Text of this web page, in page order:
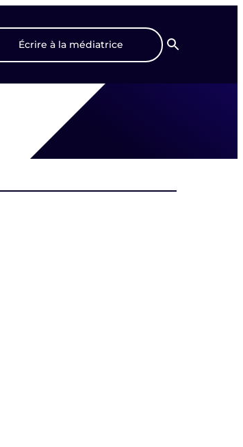
Écrire à la médiatrice
Recherche